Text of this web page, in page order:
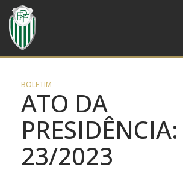
BOLETIM
ATO DA
23/2023